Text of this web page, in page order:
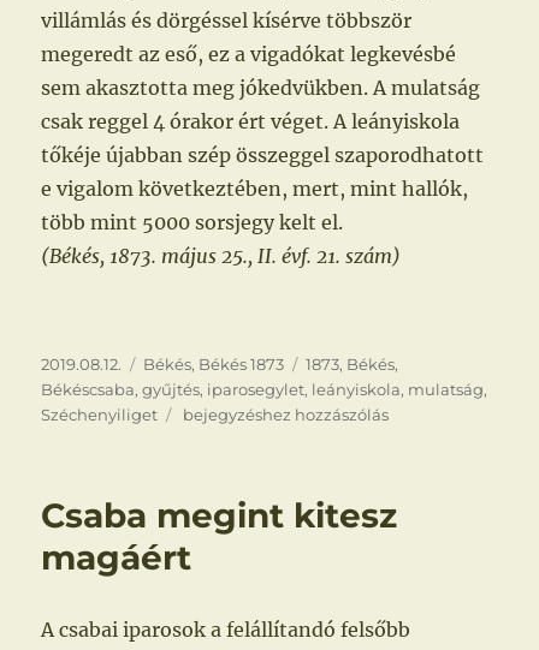
villámlás és dörgéssel kísérve többször
megeredt az eső, ez a vigadókat legkevésbé
sem akasztotta meg jókedvükben. A mulatság
csak reggel 4 órakor ért véget. A leányiskola
tőkéje újabban szép összeggel szaporodhatott
e vigalom következtében, mert, mint hallók,
több mint 5000 sorsjegy kelt el.
(Békés, 1873. május 25., II. évf. 21. szám)
Közzétéve
2019.08.12. Kategória
Békés, Békés 1873 Címke
1873, Békés,
Békéscsaba,gyűjtés, iparosegylet, leányiskola, mulatság,
Széchenyiliget
Bál
bejegyzéshez hozzászólás
Csaba megint kitesz
magáért
A csabai iparosok a felállítandó felsőbb